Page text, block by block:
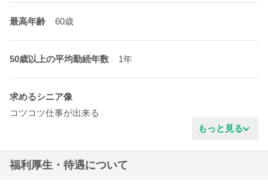
最高年齢 60歳
50歳以上の平均勤続年数 1年
求めるシニア像
コツコツ仕事が出来る
ITに苦手意識がない
協調性がある
もっと見る
福利厚生・待遇について